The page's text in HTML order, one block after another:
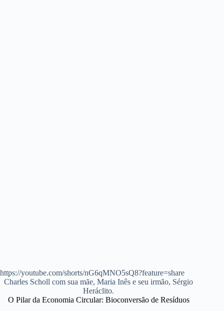
https://youtube.com/shorts/nG6qMNO5sQ8?feature=share
Charles Scholl com sua mãe, Maria Inês e seu irmão, Sérgio
Heráclito.
O Pilar da Economia Circular: Bioconversão de Resíduos